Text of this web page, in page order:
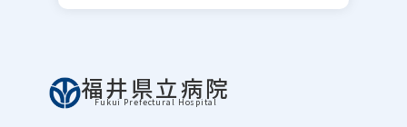
福井県立病院
Fukui Prefectural Hospital